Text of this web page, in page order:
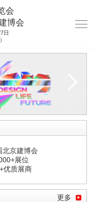
会
博会
日
北京建博会
展位
优质展商
更多